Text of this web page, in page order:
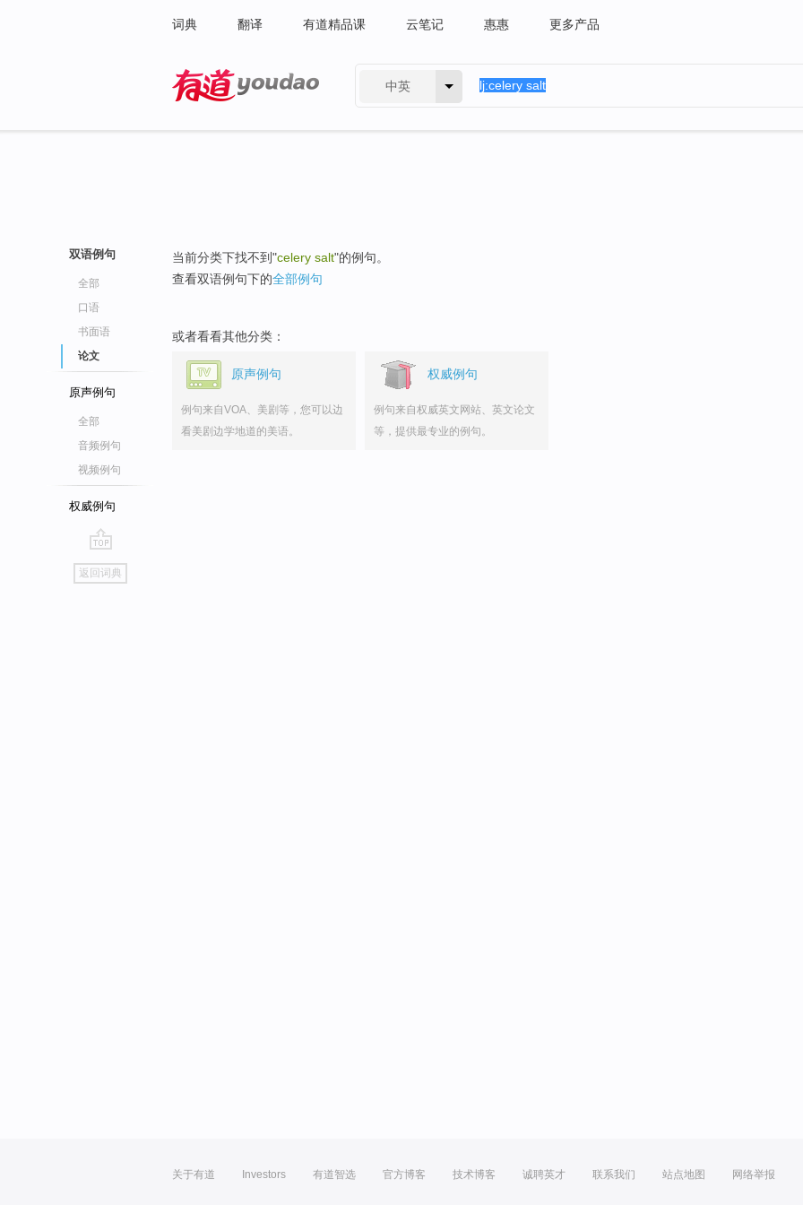
词典 翻译 有道精品课 云笔记 惠惠 更多产品
中英
双语例句
全部
口语
书面语
论文
原声例句
全部
音频例句
视频例句
权威例句
go
top
返回词典
当前分类下找不到"celery salt"的例句。
查看双语例句下的全部例句
或者看看其他分类：
原声例句
例句来自VOA、美剧等，您可以边
看美剧边学地道的美语。
权威例句
例句来自权威英文网站、英文论文
等，提供最专业的例句。
关于有道 Investors 有道智选 官方博客 技术博客 诚聘英才 联系我们 站点地图 网络举报